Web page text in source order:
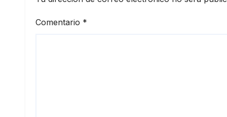
Comentario *